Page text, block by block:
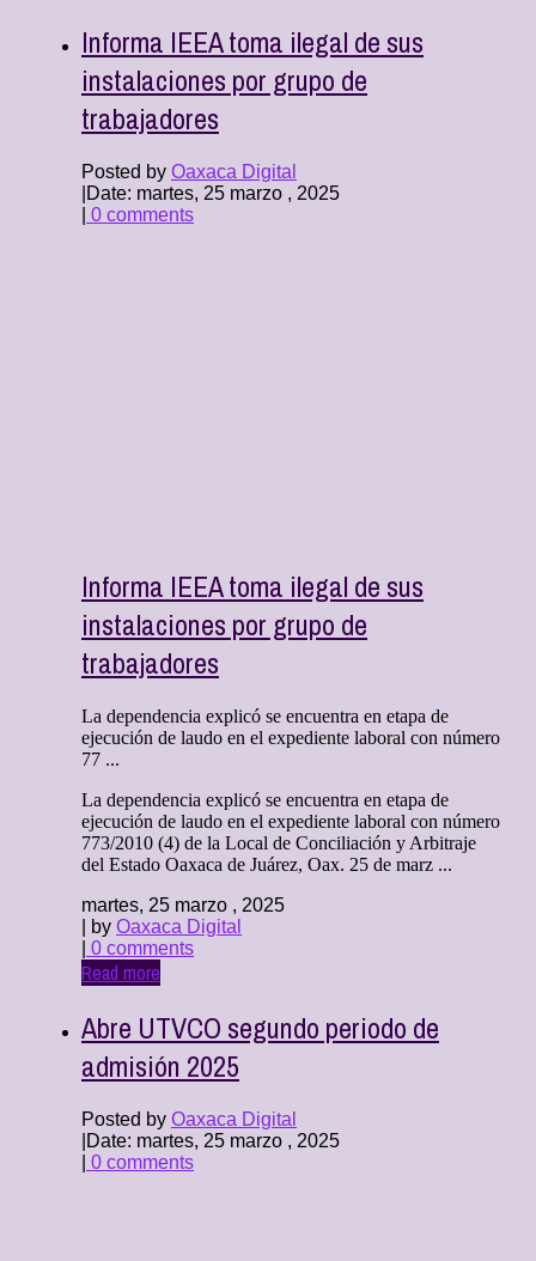
Informa IEEA toma ilegal de sus
instalaciones por grupo de
trabajadores
Posted by Oaxaca Digital
Date: martes, 25 marzo , 2025
0 comments
Informa IEEA toma ilegal de sus
instalaciones por grupo de
trabajadores
La dependencia explicó se encuentra en etapa de
ejecución de laudo en el expediente laboral con número
77 ...
La dependencia explicó se encuentra en etapa de
ejecución de laudo en el expediente laboral con número
773/2010 (4) de la Local de Conciliación y Arbitraje
del Estado Oaxaca de Juárez, Oax. 25 de marz ...
martes, 25 marzo , 2025
| by Oaxaca Digital
0 comments
Read more
Abre UTVCO segundo periodo de
admisión 2025
Posted by Oaxaca Digital
Date: martes, 25 marzo , 2025
0 comments